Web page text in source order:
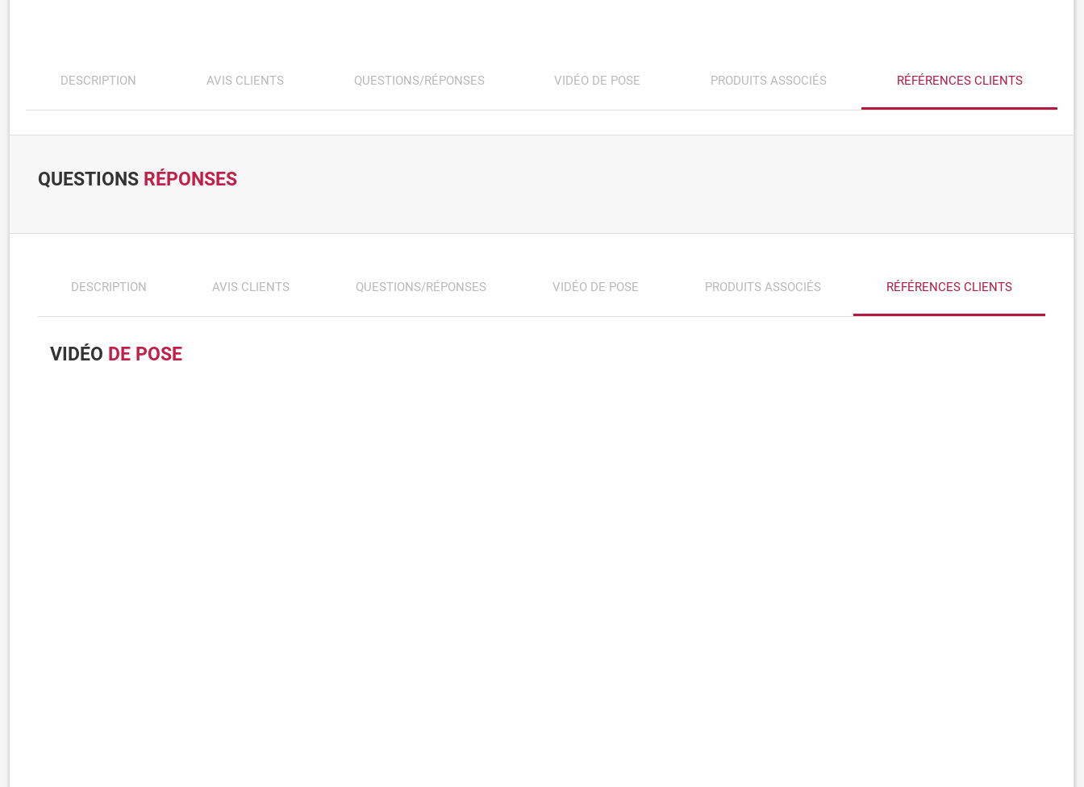
DESCRIPTION AVIS CLIENTS QUESTIONS/RÉPONSES VIDÉO DE POSE PRODUITS ASSOCIÉS RÉFÉRENCES CLIENTS
QUESTIONS RÉPONSES
DESCRIPTION AVIS CLIENTS QUESTIONS/RÉPONSES VIDÉO DE POSE PRODUITS ASSOCIÉS RÉFÉRENCES CLIENTS
VIDÉO DE POSE